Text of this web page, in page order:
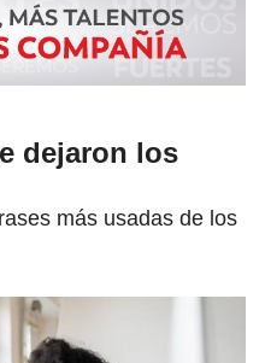
dejaron los
más usadas de los